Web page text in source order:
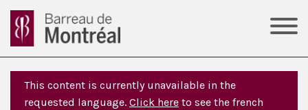
This content is currently unavailable in the
requested language. Click here to see the french